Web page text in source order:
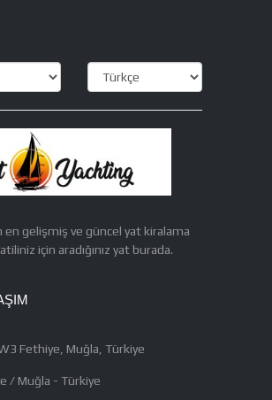
en gelişmiş ve güncel yat kiralama
için aradığınız yat burada.
Fethiye, Muğla, Türkiye
/ Muğla - Türkiye